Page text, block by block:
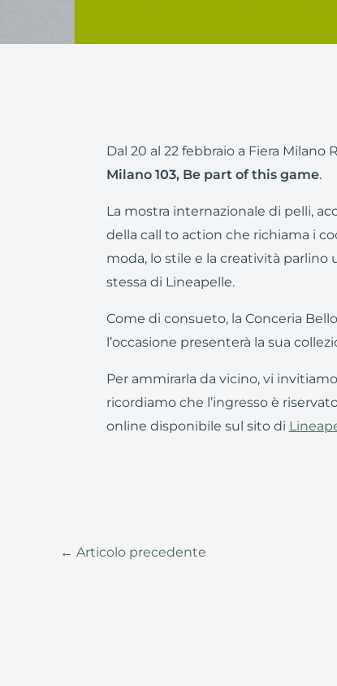
Dal 20 al 22 febbraio a Fiera
Milano 103, Be part of this game.
La mostra internazionale di pelli,
della call to action che richiama i
moda, lo stile e la creatività
stessa di Lineapelle.
Come di consueto, la Conceria
l’occasione presenterà la sua
Per ammirarla da vicino, vi
ricordiamo che l’ingresso è
online disponibile sul sito di
← Articolo precedente